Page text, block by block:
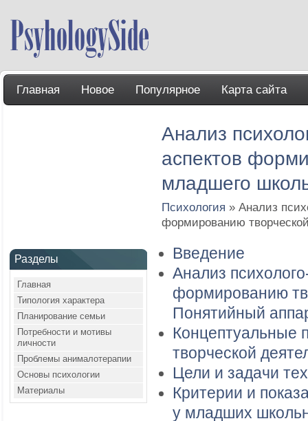
Главная Новое Популярное Карта сайта
Разделы
Главная
Типология характера
Планирование семьи
Потребности и мотивы
личности
Проблемы анималотерапии
Основы психологии
Материалы
Анализ
аспектов
младшего
Психология » Анализ
формированию
Введение
Анализ
формированию
Понятийный
Концептуальные
творческой
Цели и задачи
Критерии и
у младших